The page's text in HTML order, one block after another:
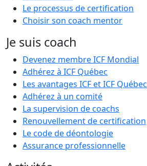
Le processus de certification
Choisir son coach mentor
Je suis coach
Devenez membre ICF Mondial
Adhérez à ICF Québec
Les avantages ICF et ICF Québec
Adhérez à un comité
La supervision de coachs
Renouvellement de certification
Le code de déontologie
Assurance professionnelle